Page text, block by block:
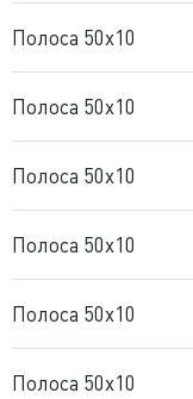
Полоса 50x10
Полоса 50x10
Полоса 50x10
Полоса 50x10
Полоса 50x10
Полоса 50x10